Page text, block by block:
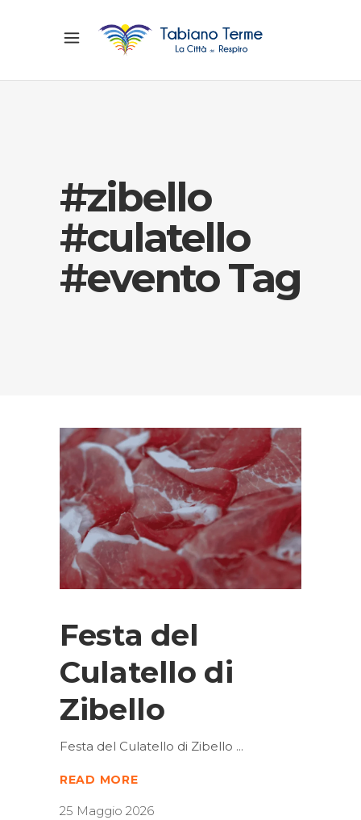
#zibello
#culatello
#evento Tag
Festa del
Culatello di
Zibello
Festa del Culatello di Zibello
READ MORE
25 Maggio 2026